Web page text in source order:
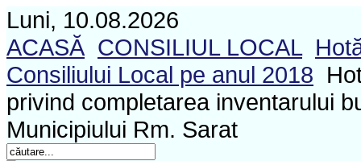
Luni, 10.08.2026
ACASĂ CONSILIUL LOCAL
Consiliului Local pe anul 2018
privind completarea inventarului
Municipiului Rm. Sarat